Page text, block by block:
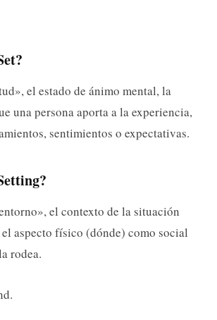
el estado de ánimo mental, la
una persona aporta a la experiencia,
sentimientos o expectativas.
el contexto de la situación
aspecto físico (dónde) como social
rodea.